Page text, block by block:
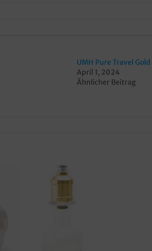
UMH Pure Travel Gold
April 1, 2024
Ähnlicher Beitrag